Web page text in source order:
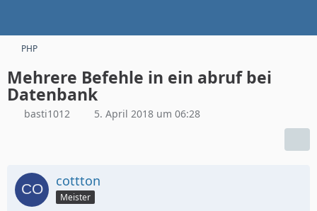
PHP
Mehrere Befehle in ein abruf bei
Datenbank
basti1012 5. April 2018 um 06:28
cottton
Meister